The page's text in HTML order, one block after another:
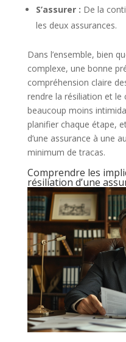
S’assurer : De la
les deux assurances.
Dans l’ensemble, bien
complexe, une bonne
compréhension claire
rendre la résiliation et le
beaucoup moins
planifier chaque étape,
d’une assurance à une
minimum de tracas.
Comprendre les
résiliation d’une